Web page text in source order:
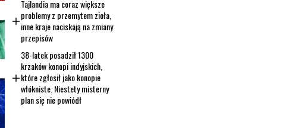
Tajlandia ma coraz większe
problemy z przemytem zioła,
inne kraje naciskają na zmiany
przepisów
38-latek posadził 1300
krzaków konopi indyjskich,
które zgłosił jako konopie
włókniste. Niestety misterny
plan się nie powiódł